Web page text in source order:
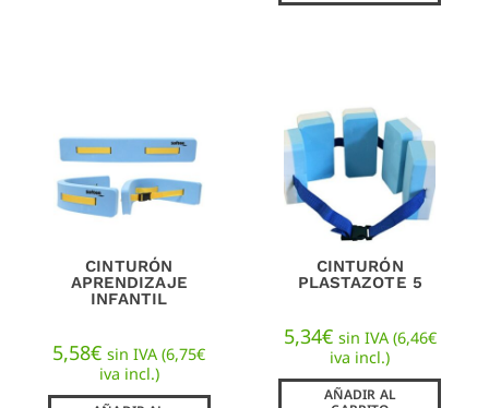
CINTURÓN
APRENDIZAJE
INFANTIL
5,58€ sin IVA (6,75€
iva incl.)
CINTURÓN
PLASTAZOTE 5
5,34€ sin IVA (6,46€
iva incl.)
AÑADIR AL